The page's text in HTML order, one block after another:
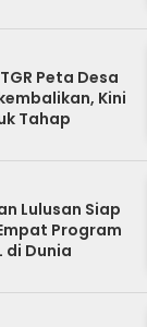
Peta Desa
Kini
Tahap
Lulusan Siap
Program
di Dunia